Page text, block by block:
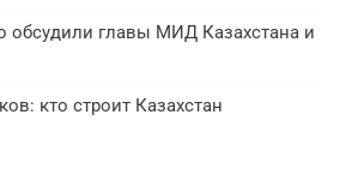
обсудили главы МИД Казахстана и
кто строит Казахстан